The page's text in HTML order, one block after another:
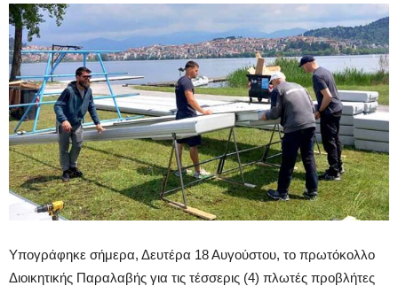
Υπογράφηκε σήμερα, Δευτέρα 18 Αυγούστου, το πρωτόκολλο
Διοικητικής Παραλαβής για τις τέσσερις (4) πλωτές προβλήτες